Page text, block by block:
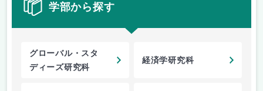
学部から探す
グローバル・スタ
ディーズ研究科
経済学研究科